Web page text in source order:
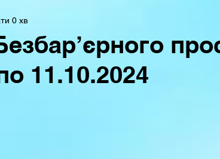
11.10.2024
0 хв